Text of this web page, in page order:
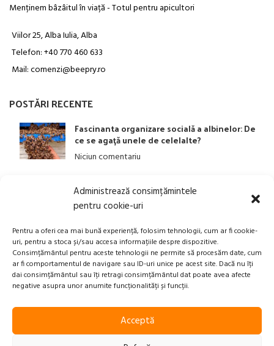
Administrează consimțămintele
pentru cookie-uri
Pentru a oferi cea mai bună experiență, folosim tehnologii, cum ar fi cookie-
uri, pentru a stoca și/sau accesa informațiile despre dispozitive.
Consimțământul pentru aceste tehnologii ne permite să procesăm date, cum
ar fi comportamentul de navigare sau ID-uri unice pe acest site. Dacă nu îți
dai consimțământul sau îți retragi consimțământul dat poate avea afecte
negative asupra unor anumite funcționalități și funcții.
Acceptă
Menținem bâzâitul în viață - Totul pentru apicultori
Viilor 25, Alba Iulia, Alba
Telefon: +40 770 460 633
Mail: comenzi@beepry.ro
POSTĂRI RECENTE
Fascinanta organizare socială a albinelor: De
ce se agață unele de celelalte?
Niciun comentariu
LINK-URI UTILE
ANPC
Politica privind Prelucrarea Datelor Personale​
Termeni și Condiții
Transport, Rambursari si Retururi
2023-2025 Beepry.ro | Powered byXplication